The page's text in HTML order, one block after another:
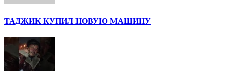
ТАДЖИК КУПИЛ НОВУЮ МАШИНУ